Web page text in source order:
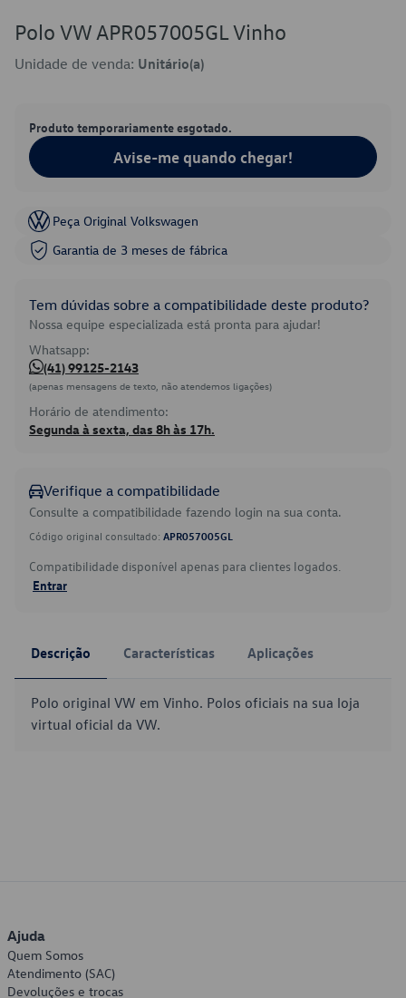
Polo VW APR057005GL Vinho
Unidade de venda: Unitário(a)
Produto temporariamente esgotado.
Avise-me quando chegar!
Peça Original Volkswagen
Garantia de 3 meses de fábrica
Tem dúvidas sobre a compatibilidade deste produto?
Nossa equipe especializada está pronta para ajudar!
Whatsapp:
(41) 99125-2143
(apenas mensagens de texto, não atendemos ligações)
Horário de atendimento:
Segunda à sexta, das 8h às 17h.
Verifique a compatibilidade
Consulte a compatibilidade fazendo login na sua conta.
Código original consultado: APR057005GL
Compatibilidade disponível apenas para clientes logados.
Entrar
Descrição Características Aplicações
Polo original VW em Vinho. Polos oficiais na sua loja
virtual oficial da VW.
Ajuda
Quem Somos
Atendimento (SAC)
Devoluções e trocas